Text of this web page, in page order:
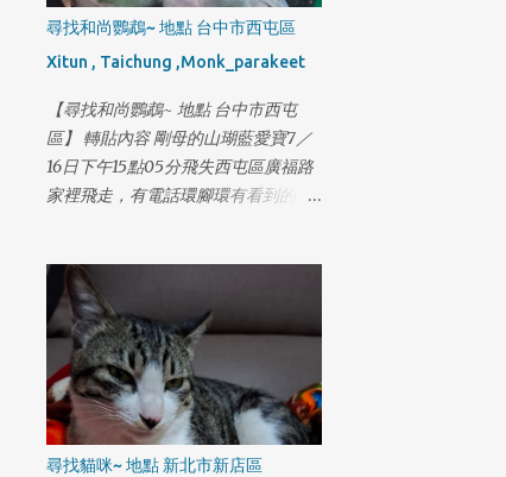
柵交流道/信義快T型路口過馬路 #2月
16日再更新最新下落 旺旺 2月14日晚
懇請木柵的朋友們幫我協尋 一下旺旺
我必須搶這一段黃金時間 旺旺目前已
經4天沒吃沒喝了 外面又冷 旺旺 身上
還有一個傷口 必須每天擦藥好幾次 我
尋找和尚鸚鵡~ 地點 台中市西屯區
Xitun , Taichung ,Monk_parakeet
【尋找和尚鸚鵡~ 地點 台中市西屯
區】 轉貼內容 剛母的山瑚藍愛寶7／
16日下午15點05分飛失西屯區廣福路
家裡飛走，有電話環腳環有看到的麻
也不回來越飛越遠騎機車找了好幾圈
都喊不回來，找到者小小紅包答謝如
同我的小孩一樣
尋找貓咪~ 地點 新北市新店區